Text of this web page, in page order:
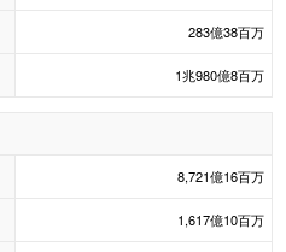
283億38百万
1兆980億8百万
8,721億16百万
1,617億10百万